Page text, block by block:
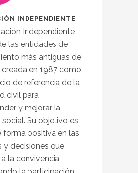
INDEPENDIENTE
Independiente
las entidades de
más antiguas de
creada en 1987 como
de referencia de la
civil para
y mejorar la
social. Su objetivo es
forma positiva en las
y decisiones que
la convivencia,